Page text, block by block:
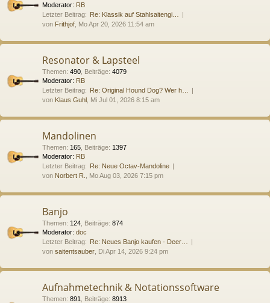
Moderator: RB
Letzter Beitrag: Re: Klassik auf Stahlsaitengi…
von Frithjof , Mo Apr 20, 2026 11:54 am
Resonator & Lapsteel
Themen: 490 Beiträge: 4079
Moderator: RB
Letzter Beitrag: Re: Original Hound Dog? Wer h…
von Klaus Guhl , Mi Jul 01, 2026 8:15 am
Mandolinen
Themen: 165 Beiträge: 1397
Moderator: RB
Letzter Beitrag: Re: Neue Octav-Mandoline
von Norbert R. , Mo Aug 03, 2026 7:15 pm
Banjo
Themen: 124 Beiträge: 874
Moderator: doc
Letzter Beitrag: Re: Neues Banjo kaufen - Deer…
von saitentsauber , Di Apr 14, 2026 9:24 pm
Aufnahmetechnik & Notationssoftware
Themen: 891 Beiträge: 8913